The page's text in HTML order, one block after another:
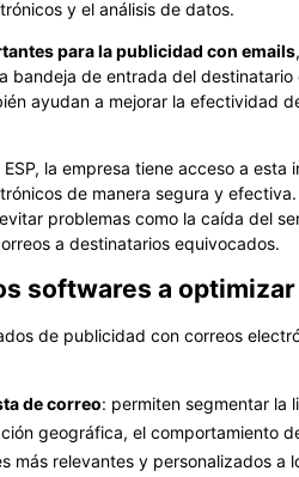
y el análisis de datos.
para la publicidad con emails
bandeja de entrada del
ayudan a mejorar la efectividad
la empresa tiene acceso a
de manera segura y
problemas como la caída del
a destinatarios equivocados.
softwares a optimizar
de publicidad con correos
de correo: permiten segmentar la
geográfica, el comportamiento
más relevantes y personalizados a